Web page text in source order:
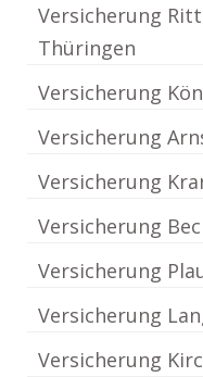
Versicherung
Thüringen
Versicherung
Versicherung
Versicherung
Versicherung
Versicherung
Versicherung
Versicherung